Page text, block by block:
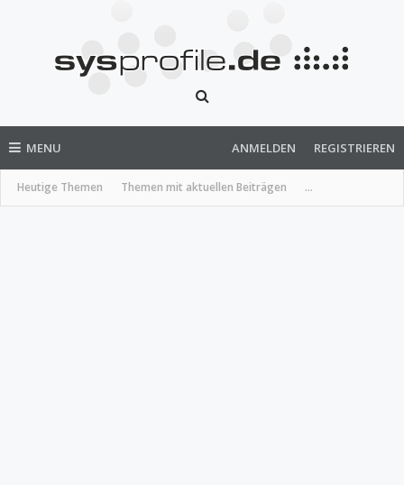
MENU
Heutige Themen Themen mit aktuellen Beiträgen ...
ANMELDEN REGISTRIEREN